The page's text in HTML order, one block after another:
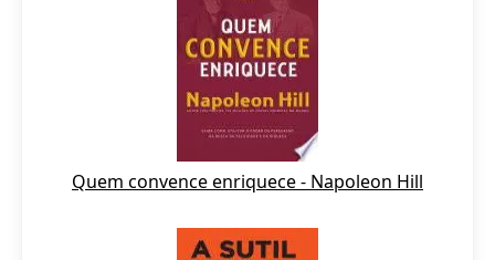
Quem convence enriquece - Napoleon Hill